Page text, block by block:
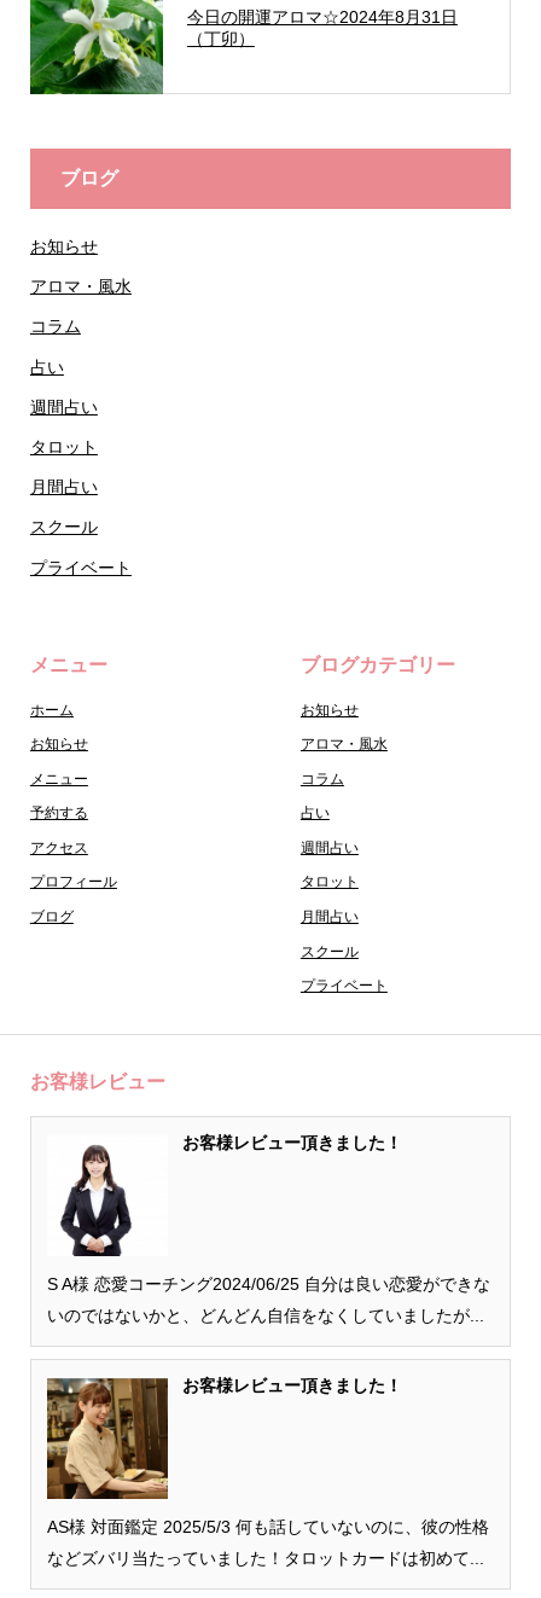
今日の開運アロマ☆2024年8月31日
（丁卯）
ブログ
お知らせ
アロマ・風水
コラム
占い
週間占い
タロット
月間占い
スクール
プライベート
メニュー
ホーム
お知らせ
メニュー
予約する
アクセス
プロフィール
ブログ
ブログカテゴリー
お知らせ
アロマ・風水
コラム
占い
週間占い
タロット
月間占い
スクール
プライベート
お客様レビュー
お客様レビュー頂きました！
S A様 恋愛コーチング2024/06/25 自分は良い恋愛ができな
いのではないかと、どんどん自信をなくしていましたが...
お客様レビュー頂きました！
AS様 対面鑑定 2025/5/3 何も話していないのに、彼の性格
などズバリ当たっていました！タロットカードは初めて...